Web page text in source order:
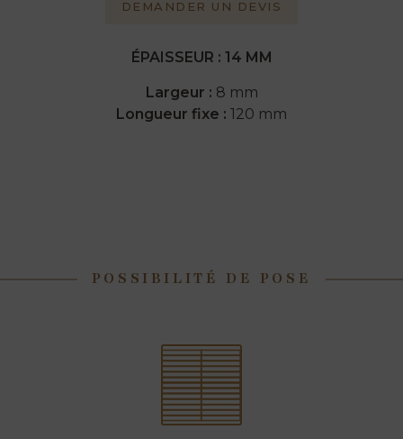
DEMANDER UN DEVIS
ÉPAISSEUR : 14 MM
Largeur : 8 mm
Longueur fixe : 120 mm
POSSIBILITÉ DE POSE